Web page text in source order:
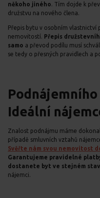
někoho jiného. Tím dojde k
družstvu na nového člena.
Přepis bytu v osobním
nemovitostí. Přepis
samo a převod podílu musí
se tedy o přesných pravidlech a
Ideální
Znalost podnájmu máme
případě smluvních vztahů
Svěřte nám svou nemovitost
Garantujeme pravidelné
dostanete byt ve stejném
nájemci.